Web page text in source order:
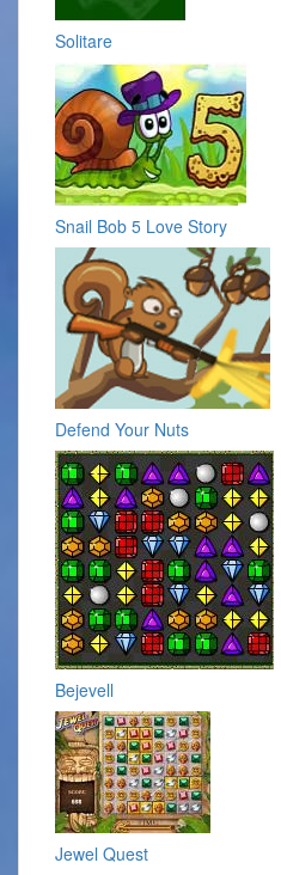
Solitare
Snail Bob 5 Love Story
Defend Your Nuts
Bejevell
Jewel Quest